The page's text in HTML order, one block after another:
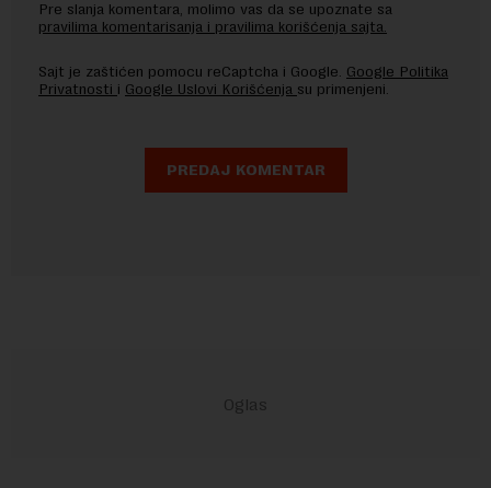
Pre slanja komentara, molimo vas da se upoznate sa
pravilima komentarisanja i pravilima korišćenja sajta.
Sajt je zaštićen pomocu reCaptcha i Google. Google Politika
Privatnosti i Google Uslovi Korišćenja su primenjeni.